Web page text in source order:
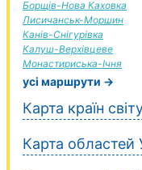
Борщів-Нова Каховка
Лисичанськ-Моршин
Канів-Снігурівка
Калуш-Верхівцеве
Монастириська-Ічня
усі маршрути →
Карта країн
Карта областей